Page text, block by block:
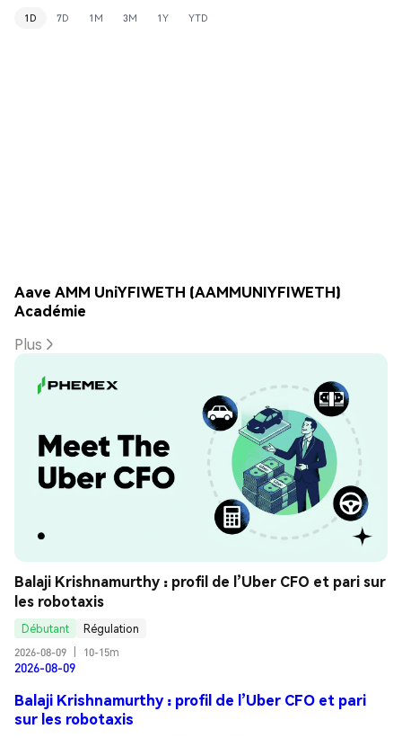
1D 7D 1M 3M 1Y YTD
Aave AMM UniYFIWETH (AAMMUNIYFIWETH)
Académie
Plus
Balaji Krishnamurthy : profil de l’Uber CFO et pari sur
les robotaxis
Débutant
Régulation
2026-08-09
10-15m
2026-08-09
Balaji Krishnamurthy : profil de l’Uber CFO et pari
sur les robotaxis